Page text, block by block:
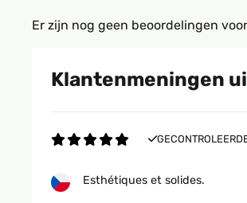
Er zijn nog geen beoordelingen
Klantenmeningen
Esthétiques et solides.